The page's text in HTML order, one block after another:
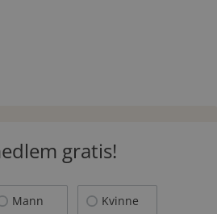
gratis!
Mann Kvinne